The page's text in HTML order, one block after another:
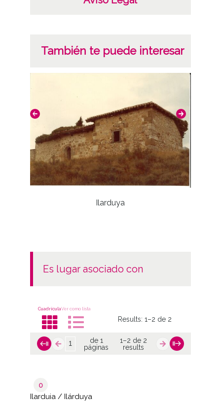
También te puede interesar
Ilarduya
es lugar asociado con
CuadrículaVer como lista
Results:1–2 de 2
de 1
páginas
1–2 de 2
results
0
Ilarduia / Ilárduya